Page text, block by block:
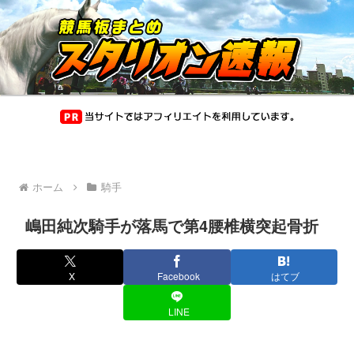
ホーム 騎手
嶋田純次騎手が落馬で第4腰椎横突起骨折
X Facebook はてブ
LINE